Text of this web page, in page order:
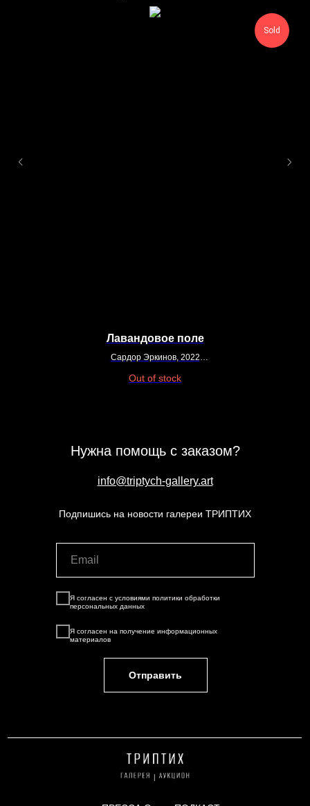
Sold
Лавандовое поле
Сардор Эркинов, 2022
Холст, акрил
Out of stock
Нужна помощь с заказом?
info@triptych-gallery.art
Подпишись на новости галереи ТРИПТИХ
Я согласен с условиями политики обработки
персональных данных
Я согласен на получение информационных
материалов
Отправить